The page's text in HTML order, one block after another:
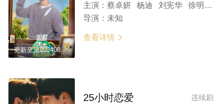
更新至第20240803期
主演： 蔡卓妍 杨迪 刘宪华 徐明浩 黄子弘凡 吴奇隆 金晨 成毅 魏大勋 张韶涵 朱梓骁 丞磊 蔡文静 毛晓彤 陈立农 谢霆锋 马天宇 宋雨琦 宁艺卓 黄仁俊 章昊 文俊辉 钟辰乐 王怡人 董思成 钱锟
导演： 未知
查看详情 
连续剧
25小时恋爱